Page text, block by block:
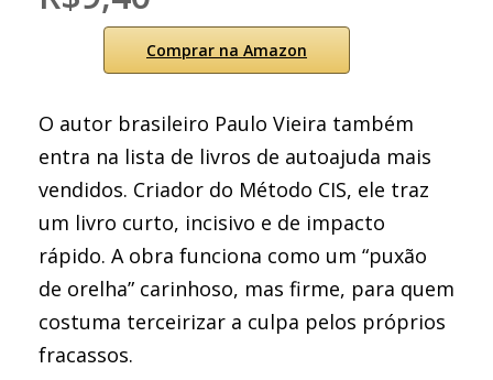
Comprar na Amazon
O autor brasileiro Paulo Vieira também
entra na lista de livros de autoajuda mais
vendidos. Criador do Método CIS, ele traz
um livro curto, incisivo e de impacto
rápido. A obra funciona como um “puxão
de orelha” carinhoso, mas firme, para quem
costuma terceirizar a culpa pelos próprios
fracassos.